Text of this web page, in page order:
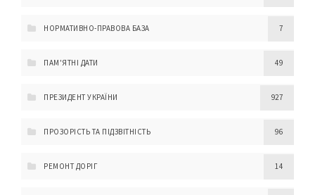
НОРМАТИВНО-ПРАВОВА БАЗА 7
ПАМ'ЯТНІ ДАТИ 49
ПРЕЗИДЕНТ УКРАЇНИ 927
ПРОЗОРІСТЬ ТА ПІДЗВІТНІСТЬ 96
РЕМОНТ ДОРІГ 14